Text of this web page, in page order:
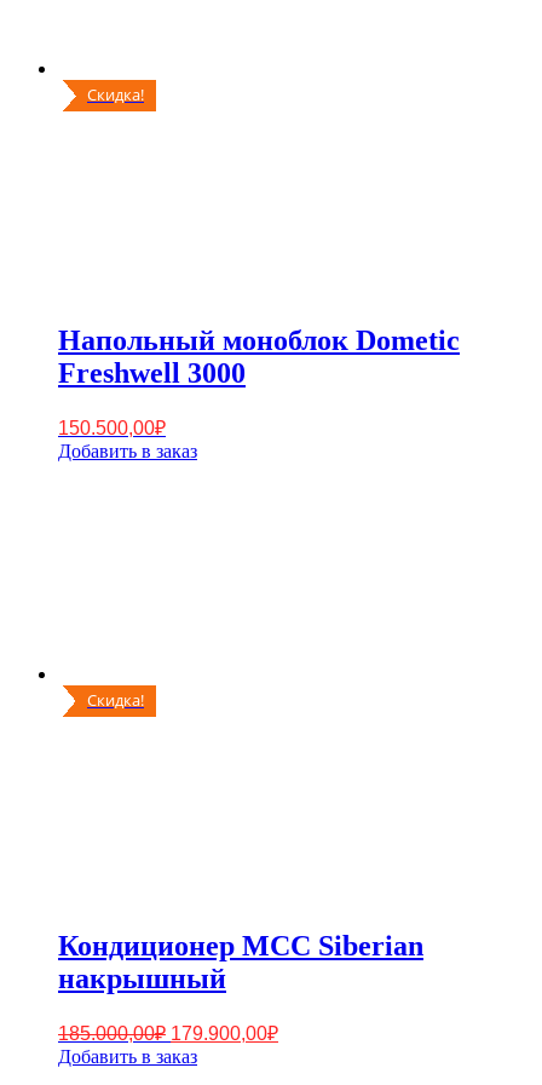
Скидка!
Напольный моноблок Dometic
Freshwell 3000
150.500,00₽
Добавить в заказ
Скидка!
Кондиционер MCC Siberian
накрышный
185.000,00₽ Первоначальная
цена
составляла
179.900,00₽Текущая
Добавить в заказ